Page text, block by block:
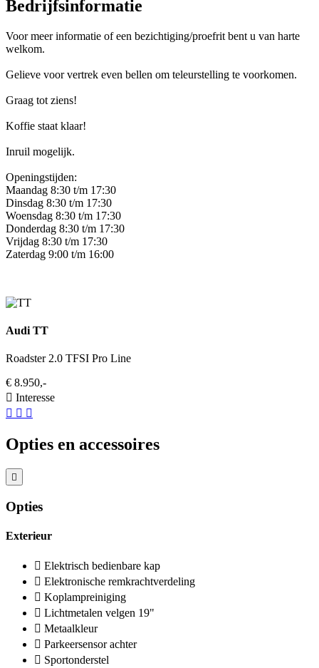
Bedrijfsinformatie
Voor meer informatie of een bezichtiging/proefrit bent u van harte
welkom.
Gelieve voor vertrek even bellen om teleurstelling te voorkomen.
Graag tot ziens!
Koffie staat klaar!
Inruil mogelijk.
Openingstijden:
Maandag 8:30 t/m 17:30
Dinsdag 8:30 t/m 17:30
Woensdag 8:30 t/m 17:30
Donderdag 8:30 t/m 17:30
Vrijdag 8:30 t/m 17:30
Zaterdag 9:00 t/m 16:00
Audi TT
Roadster 2.0 TFSI Pro Line
€ 8.950,-
Interesse
Opties en accessoires
Opties
Exterieur
Elektrisch bedienbare kap
Elektronische remkrachtverdeling
Koplampreiniging
Lichtmetalen velgen 19"
Metaalkleur
Parkeersensor achter
Sportonderstel